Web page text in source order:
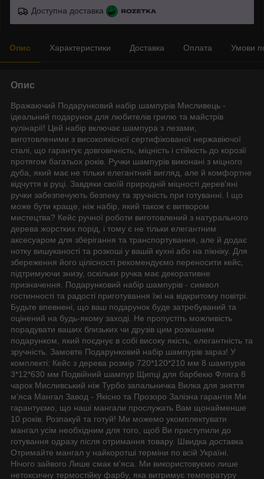
Доступна доставка
Опис Характеристики Доставка Оплата Умови
Опис
Вражаючий Подарунковий набір шампурів Мисливець -
ідеальний подарунок для любителів грилю та майстрів
кулінарії! Цей набір включає шампура з лезами,
виготовленими з високоякісної сертифікованої нержавіючої
сталі, що гарантує довговічність, міцність і стійкість до корозії
протягом багатьох років. Ручки шампурів виконані з міцного
дуба, який має не тільки елегантний вигляд, але й комфортне
відчуття в руці. Завдяки своїй природній міцності дерев'яні
ручки забезпечують безпеку та зручність при готуванні. І що
може бути краще, ніж набір, який також є витвором
мистецтва? Кейс ручної роботи виготовлений з натурального
дерева жорстких порід, і тому є не тільки елегантним
аксесуаром для зберігання та транспортування, але й додає
нотку вишуканості та розкоші у вашій кухні або на пікніку. Для
збереження його цілісності рекомендуємо переносити кейс,
підтримуючи знизу, оскільки ручка має декоративне
призначення. Подарунковий набір шампурів - символ
гостинності та радості приготування їжі на відкритому повітрі.
Будьте впевнені, що ваш подарунок буде затребуваний та
оцінений на будь-якому заході. Не пропустіть можливість
порадувати ваших близьких чи друзів цим розкішним
подарунком, який поєднує в собі високу якість, елегантність та
зручність. Замовте Подарунковий набір шампурів зараз! У
комплекті: Кейс з дерева розмір 720*120*210 мм 8 шампурів
3*12*630 мм Подвійний шампур Щипці для барбекю Фляга 8
чарок Мисливський ніж Турбо запальничка Вилка для зняття
м'яса Мангал Завод - Якісно та Прозоро Залізна гарантія Ми
гарантуємо, що наші мангали прослужать Вам щонайменше
10 років. Розпакуй та готуй! Ми можемо укомплектувати
мангал усім необхідним для того, щоб Ви приступили до
готування одразу після отримання товару. Швидка доставка
Отримайте мангал у найкоротші терміни по всій Україні.
Нічого зайвого Лише смак м'яса. Ми використовуємо лише
нетоксичну термостійку фарбу, яка витримує температуру